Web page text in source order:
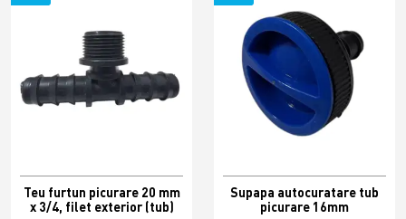
Teu furtun picurare 20 mm
x 3/4, filet exterior (tub)
Supapa autocuratare tub
picurare 16mm